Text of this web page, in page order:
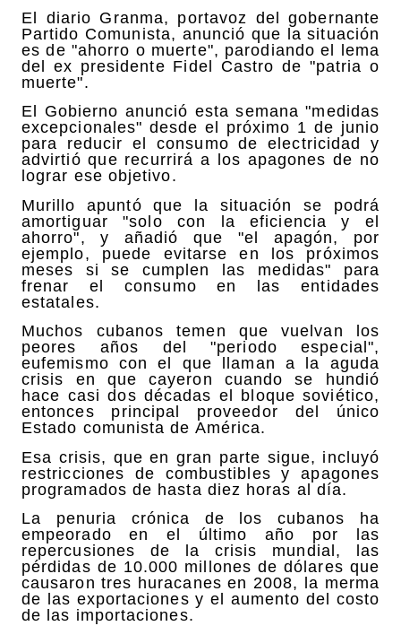
El diario Granma, portavoz del gobernante
Partido Comunista, anunció que la situación
es de "ahorro o muerte", parodiando el lema
del ex presidente Fidel Castro de "patria o
muerte".
El Gobierno anunció esta semana "medidas
excepcionales" desde el próximo 1 de junio
para reducir el consumo de electricidad y
advirtió que recurrirá a los apagones de no
lograr ese objetivo.
Murillo apuntó que la situación se podrá
amortiguar "solo con la eficiencia y el
ahorro", y añadió que "el apagón, por
ejemplo, puede evitarse en los próximos
meses si se cumplen las medidas" para
frenar el consumo en las entidades
estatales.
Muchos cubanos temen que vuelvan los
peores años del "periodo especial",
eufemismo con el que llaman a la aguda
crisis en que cayeron cuando se hundió
hace casi dos décadas el bloque soviético,
entonces principal proveedor del único
Estado comunista de América.
Esa crisis, que en gran parte sigue, incluyó
restricciones de combustibles y apagones
programados de hasta diez horas al día.
La penuria crónica de los cubanos ha
empeorado en el último año por las
repercusiones de la crisis mundial, las
pérdidas de 10.000 millones de dólares que
causaron tres huracanes en 2008, la merma
de las exportaciones y el aumento del costo
de las importaciones.